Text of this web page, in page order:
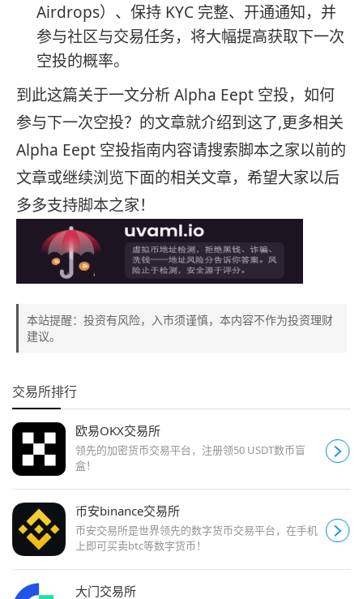
Airdrops）、保持 KYC 完整、开通通知，并
参与社区与交易任务，将大幅提高获取下一次
空投的概率。
到此这篇关于一文分析 Alpha Eept 空投，如何
参与下一次空投？的文章就介绍到这了,更多相关
Alpha Eept 空投指南内容请搜索脚本之家以前的
文章或继续浏览下面的相关文章，希望大家以后
多多支持脚本之家！
本站提醒：投资有风险，入市须谨慎，本内容不作为投资理财
建议。
交易所排行
欧易OKX交易所
领先的加密货币交易平台，注册领50 USDT数币盲
盒！
币安binance交易所
币安交易所是世界领先的数字货币交易平台，在手机
上即可买卖btc等数字货币！
大门交易所